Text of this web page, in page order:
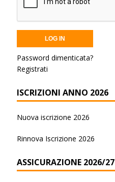
Password dimenticata?
Registrati
ISCRIZIONI ANNO 2026
Nuova iscrizione 2026
Rinnova Iscrizione 2026
ASSICURAZIONE 2026/27